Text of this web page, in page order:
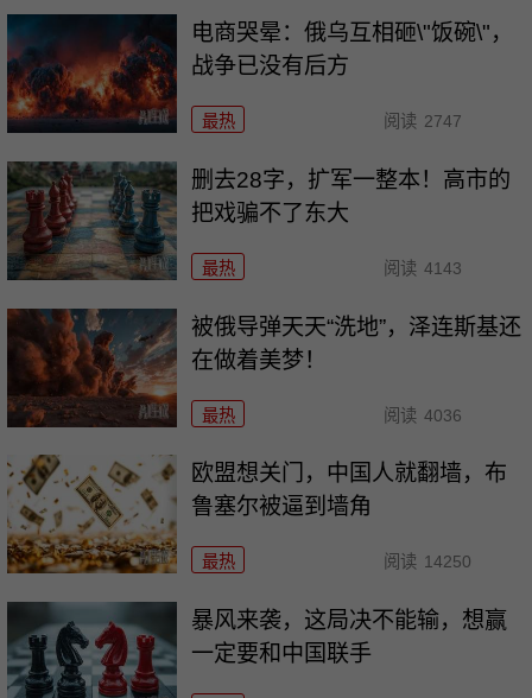
电商哭晕：俄乌互相砸\"饭碗\"，
战争已没有后方
最热 阅读 2747
删去28字，扩军一整本！高市的
把戏骗不了东大
最热 阅读 4143
被俄导弹天天“洗地”，泽连斯基还
在做着美梦！
最热 阅读 4036
欧盟想关门，中国人就翻墙，布
鲁塞尔被逼到墙角
最热 阅读 14250
暴风来袭，这局决不能输，想赢
一定要和中国联手